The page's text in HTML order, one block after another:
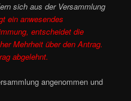
sich aus der Versammlung
ein anwesendes
entscheidet die
Mehrheit über den Antrag.
abgelehnt.
angenommen und